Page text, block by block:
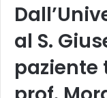
al S.
paziente